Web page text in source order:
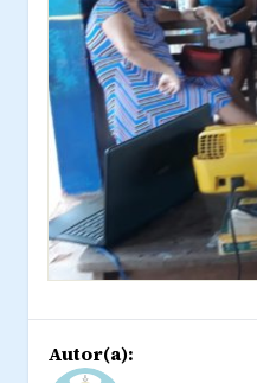
Autor(a):